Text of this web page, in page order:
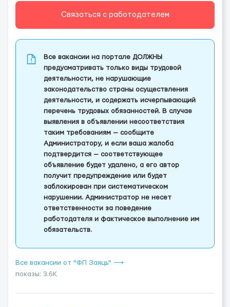
Связаться с работодателем
Все вакансии на портале ДОЛЖНЫ
предусматривать только виды трудовой
деятельности, не нарушающие
законодательство страны осуществления
деятельности, и содержать исчерпывающий
перечень трудовых обязанностей. В случае
выявления в объявлении несоответствия
таким требованиям — сообщите
Администратору, и если ваша жалоба
подтвердится — соответствующее
объявление будет удалено, а его автор
получит предупреждение или будет
заблокирован при систематическом
нарушении. Администратор не несет
ответственности за поведение
работодателя и фактическое выполнение им
обязательств.
Все вакансии от "ФП Заяць" ⟶
показы: 3.6K